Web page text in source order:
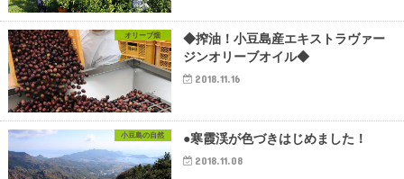
オリーブ畑
◆搾油！小豆島産エキストラヴァー
ジンオリーブオイル◆
2018.11.16
小豆島の自然 ●寒霞渓が色づきはじめました！
2018.11.08